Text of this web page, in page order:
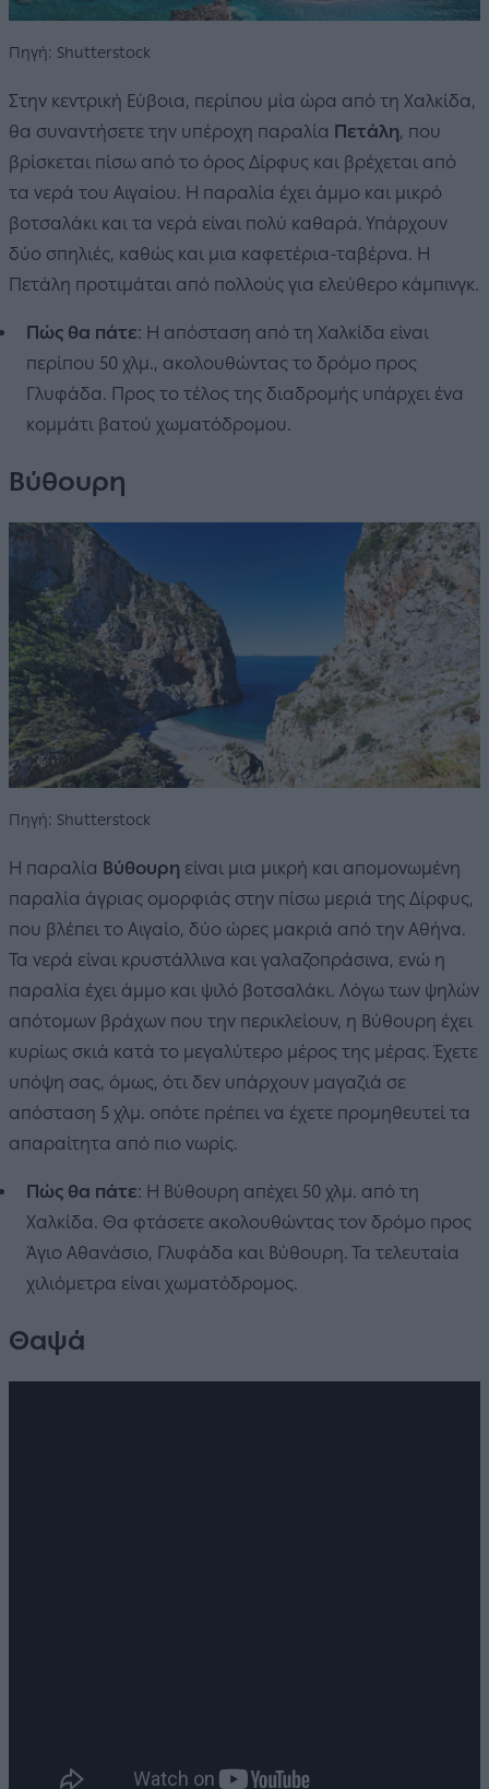
Πηγή: Shutterstock
Στην κεντρική Εύβοια, περίπου μία ώρα από τη Χαλκίδα,
θα συναντήσετε την υπέροχη παραλία Πετάλη, που
βρίσκεται πίσω από το όρος Δίρφυς και βρέχεται από
τα νερά του Αιγαίου. Η παραλία έχει άμμο και μικρό
βοτσαλάκι και τα νερά είναι πολύ καθαρά. Υπάρχουν
δύο σπηλιές, καθώς και μια καφετέρια-ταβέρνα. Η
Πετάλη προτιμάται από πολλούς για ελεύθερο κάμπινγκ.
Πώς θα πάτε: Η απόσταση από τη Χαλκίδα είναι
περίπου 50 χλμ., ακολουθώντας το δρόμο προς
Γλυφάδα. Προς το τέλος της διαδρομής υπάρχει ένα
κομμάτι βατού χωματόδρομου.
Βύθουρη
Πηγή: Shutterstock
Η παραλία Βύθουρη είναι μια μικρή και απομονωμένη
παραλία άγριας ομορφιάς στην πίσω μεριά της Δίρφυς,
που βλέπει το Αιγαίο, δύο ώρες μακριά από την Αθήνα.
Τα νερά είναι κρυστάλλινα και γαλαζοπράσινα, ενώ η
παραλία έχει άμμο και ψιλό βοτσαλάκι. Λόγω των ψηλών
απότομων βράχων που την περικλείουν, η Βύθουρη έχει
κυρίως σκιά κατά το μεγαλύτερο μέρος της μέρας. Έχετε
υπόψη σας, όμως, ότι δεν υπάρχουν μαγαζιά σε
απόσταση 5 χλμ. οπότε πρέπει να έχετε προμηθευτεί τα
απαραίτητα από πιο νωρίς.
Πώς θα πάτε: Η Βύθουρη απέχει 50 χλμ. από τη
Χαλκίδα. Θα φτάσετε ακολουθώντας τον δρόμο προς
Άγιο Αθανάσιο, Γλυφάδα και Βύθουρη. Τα τελευταία
χιλιόμετρα είναι χωματόδρομος.
Θαψά